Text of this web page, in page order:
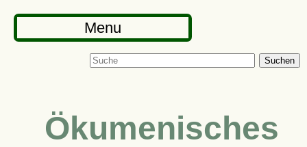
Menu
Suchen
Ökumenisches